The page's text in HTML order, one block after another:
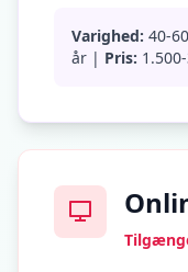
w
i
Varighed: 40-
år | Pris: